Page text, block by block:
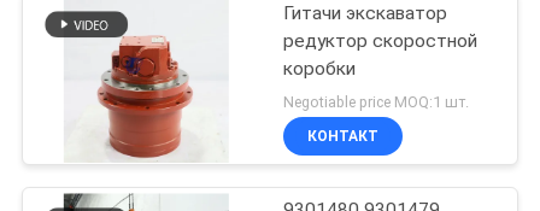
Гитачи экскаватор
редуктор скоростной
коробки
Negotiable price MOQ:1 шт.
КОНТАКТ